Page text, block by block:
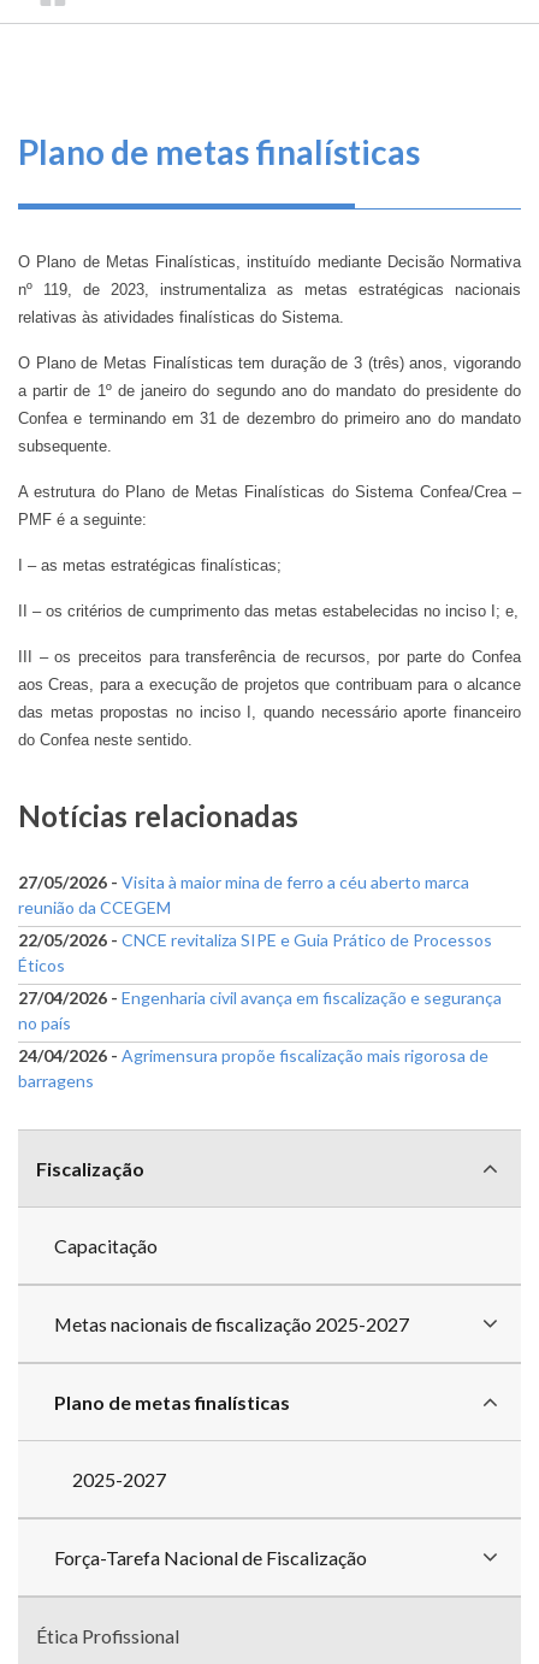
O
Fale
Conosco
Transparência
e
Prestação
de
TRILHA
CONSELHO
FEDERAL
Plano de metas finalísticas
O Plano de Metas Finalísticas, instituído mediante Decisão Normativa
nº 119, de 2023, instrumentaliza as metas estratégicas nacionais
relativas às atividades finalísticas do Sistema.
O Plano de Metas Finalísticas tem duração de 3 (três) anos, vigorando
a partir de 1º de janeiro do segundo ano do mandato do presidente do
Confea e terminando em 31 de dezembro do primeiro ano do mandato
subsequente.
A estrutura do Plano de Metas Finalísticas do Sistema Confea/Crea –
PMF é a seguinte:
I – as metas estratégicas finalísticas;
II – os critérios de cumprimento das metas estabelecidas no inciso I; e,
III – os preceitos para transferência de recursos, por parte do Confea
aos Creas, para a execução de projetos que contribuam para o alcance
das metas propostas no inciso I, quando necessário aporte financeiro
do Confea neste sentido.
Notícias relacionadas
27/05/2026 - Visita à maior mina de ferro a céu aberto marca
reunião da CCEGEM
22/05/2026 - CNCE revitaliza SIPE e Guia Prático de Processos
Éticos
27/04/2026 - Engenharia civil avança em fiscalização e segurança
no país
24/04/2026 - Agrimensura propõe fiscalização mais rigorosa de
barragens
comFiscalização
Capacitação
Metas nacionais de fiscalização 2025-2027
Plano de metas finalísticas
2025-2027
Força-Tarefa Nacional de Fiscalização
Ética Profissional